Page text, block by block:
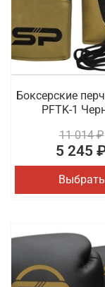
Боксерские
PFTK-1
11 014 ₽
5 245
Выбрать